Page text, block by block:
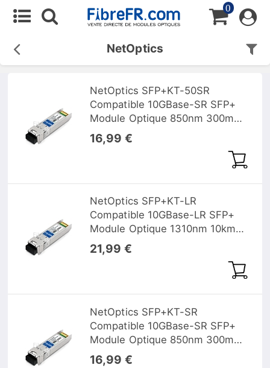
0
NetOptics
NetOptics SFP+KT-50SR
Compatible 10GBase-SR SFP+
Module Optique 850nm 300m
MMF(LC Duplex) DOM
16,99 €
NetOptics SFP+KT-LR
Compatible 10GBase-LR SFP+
Module Optique 1310nm 10km
SMF(LC Duplex) DOM
21,99 €
NetOptics SFP+KT-SR
Compatible 10GBase-SR SFP+
Module Optique 850nm 300m
MMF(LC Duplex) DOM
16,99 €